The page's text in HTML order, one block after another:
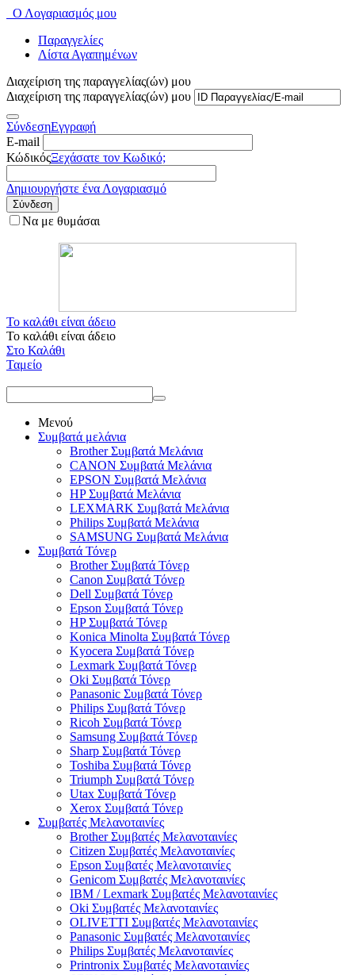
Ο Λογαριασμός μου
Παραγγελίες
Λίστα Αγαπημένων
Διαχείριση της παραγγελίας(ών) μου
Διαχείριση της παραγγελίας(ών) μου
ΣύνδεσηΕγγραφή
E-mail
ΚώδικόςΞεχάσατε τον Κωδικό;
Δημιουργήστε ένα Λογαριασμό
Σύνδεση
Να με θυμάσαι
Το καλάθι είναι άδειο
Το καλάθι είναι άδειο
Στο Καλάθι
Ταμείο
Μενού
Συμβατά μελάνια
Brother Συμβατά Μελάνια
CANON Συμβατά Μελάνια
EPSON Συμβατά Μελάνια
HP Συμβατά Μελάνια
LEXMARK Συμβατά Μελάνια
Philips Συμβατά Μελάνια
SAMSUNG Συμβατά Μελάνια
Συμβατά Τόνερ
Brother Συμβατά Τόνερ
Canon Συμβατά Τόνερ
Dell Συμβατά Τόνερ
Epson Συμβατά Τόνερ
HP Συμβατά Τόνερ
Konica Minolta Συμβατά Τόνερ
Kyocera Συμβατά Τόνερ
Lexmark Συμβατά Τόνερ
Oki Συμβατά Τόνερ
Panasonic Συμβατά Τόνερ
Philips Συμβατά Τόνερ
Ricoh Συμβατά Τόνερ
Samsung Συμβατά Τόνερ
Sharp Συμβατά Τόνερ
Toshiba Συμβατά Τόνερ
Triumph Συμβατά Τόνερ
Utax Συμβατά Τόνερ
Xerox Συμβατά Τόνερ
Συμβατές Μελανοταινίες
Brother Συμβατές Μελανοταινίες
Citizen Συμβατές Μελανοταινίες
Epson Συμβατές Μελανοταινίες
Genicom Συμβατές Μελανοταινίες
IBM / Lexmark Συμβατές Μελανοταινίες
Oki Συμβατές Μελανοταινίες
OLIVETTI Συμβατές Μελανοταινίες
Panasonic Συμβατές Μελανοταινίες
Philips Συμβατές Μελανοταινίες
Printronix Συμβατές Μελανοταινίες